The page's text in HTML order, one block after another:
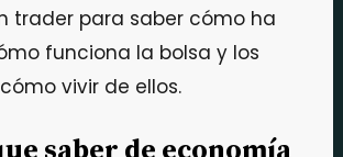
trader para saber cómo ha
funciona la bolsa y los
vivir de ellos.